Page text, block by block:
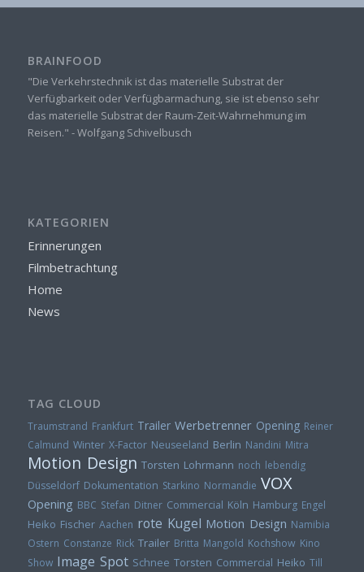
BRAINFOOD
"Die Verkehrstechnik ist das materielle Substrat der
Verfügbarkeit oder Verfügbarmachung, sie ist ebenso sehr
das materielle Substrat der Raum-Zeit-Wahrnehmung im
Reisen." - Wolfgang Schivelbusch
KATEGORIEN
Erinnerungen
Filmbetrachtung
Home
News
TAG CLOUD
Traumstrand Frankfurt Trailer Werbetrenner Opening Reiner
Calmund Winter X-Factor Neuseeland Berlin Nandini Mitra
Motion Design Torsten Lohrmann noch lebendig
Düsseldorf Dokumentation Starkino Normandie VOX
Opening BBC Stefan Ditner Commercial Köln Hamburg Engel
Heiko Fischer Aachen rote Kugel Motion Design Namibia
Ostern Constanze Rick Trailer Britta Mangold Kochshow Kino
Show Image Spot Schnee Torsten Commercial Heiko Till